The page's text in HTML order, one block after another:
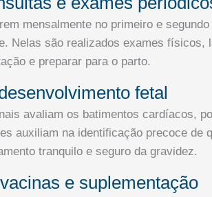
mensalmente no primeiro e
Nelas são realizados exames físicos,
e preparar para o parto.
fetal
avaliam os batimentos cardíacos,
auxiliam na identificação precoce de
tranquilo e seguro da gravidez.
e suplementação